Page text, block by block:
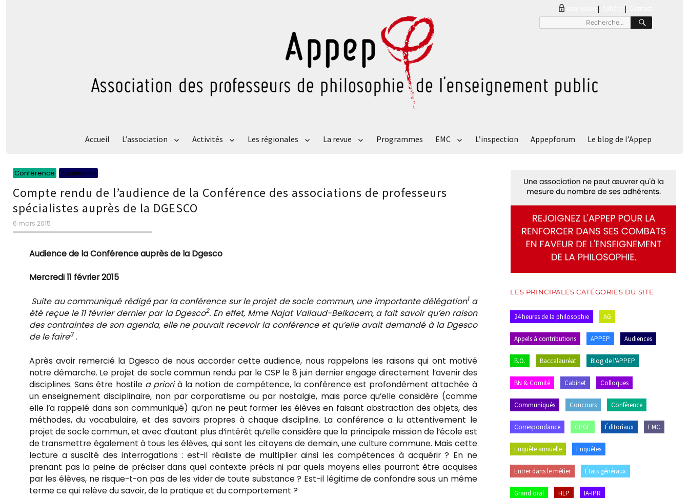
|
pour
Accueil L’association Activités Les régionales La revue Programmes EMC L’inspection Appepforum Le blog de l’Appep
Conférence Audiences
Compte rendu de l’audience de la Conférence des associations de professeurs
spécialistes auprès de la DGESCO
Publié
le
6 mars 2015
Audience de la Conférence auprès de la Dgesco
Mercredi 11 février 2015
Suite au communiqué rédigé par la conférence sur le projet de socle commun, une importante délégation1a
été reçue le 11 février dernier par la Dgesco2. En effet, Mme Najat Vallaud-Belkacem, a fait savoir qu’en raison
des contraintes de son agenda, elle ne pouvait recevoir la conférence et qu’elle avait demandé à la Dgesco
de le faire3.
Après avoir remercié la Dgesco de nous accorder cette audience, nous rappelons les raisons qui ont motivé
notre démarche. Le projet de socle commun rendu par le CSP le 8 juin dernier engage directement l’avenir des
disciplines. Sans être hostile a priorià la notion de compétence, la conférence est profondément attachée à
un enseignement disciplinaire, non par corporatisme ou par nostalgie, mais parce qu’elle considère (comme
elle l’a rappelé dans son communiqué) qu’on ne peut former les élèves en faisant abstraction des objets, des
méthodes, du vocabulaire, et des savoirs propres à chaque discipline. La conférence a lu attentivement le
projet de socle commun, et avec d’autant plus d’intérêt qu’elle considère que la principale mission de l’école est
de transmettre également à tous les élèves, qui sont les citoyens de demain, une culture commune. Mais cette
lecture a suscité des interrogations : est-il réaliste de multiplier ainsi les compétences à acquérir ? En ne
prenant pas la peine de préciser dans quel contexte précis ni par quels moyens elles pourront être acquises
par les élèves, ne risque-t-on pas de les vider de toute substance ? Est-il légitime de confondre sous un même
terme ce qui relève du savoir, de la pratique et du comportement ?
LES PRINCIPALES CATÉGORIES DU SITE
24 heures de la philosophie AG
Appels à contributions APPEP Audiences
B.O. Baccalauréat Blog de l'APPEP
BN & Comité Cabinet Colloques
Communiqués Concours Conférence
Correspondance CPGE Éditoriaux EMC
Enquête annuelle Enquêtes
Entrer dans le métier États généraux
Grand oral HLP IA-IPR